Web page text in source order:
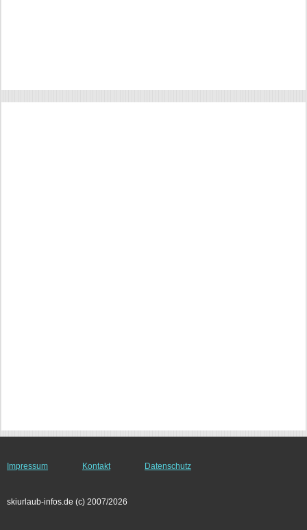
Impressum Kontakt Datenschutz
skiurlaub-infos.de (c) 2007/2026